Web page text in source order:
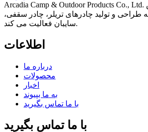
Arcadia Camp & Outdoor Products Co., Ltd. در سال 2005 تاسیس
طراحی و تولید چادرهای تریلر، چادر سقفی،
سایبان فعالیت می کند.
اطلاعات
درباره ما
محصولات
اخبار
به ما بپیوند
با ما تماس بگیرید
با ما تماس بگیرید